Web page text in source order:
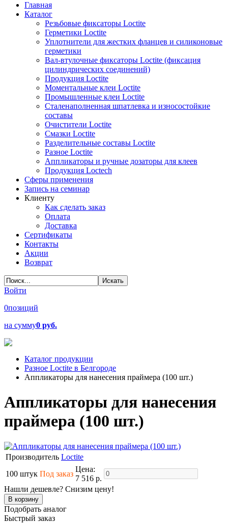
Главная
Каталог
Резьбовые фиксаторы Loctite
Герметики Loctite
Уплотнители для жестких фланцев и силиконовые
герметики
Вал-втулочные фиксаторы Loctite (фиксация
цилиндрических соединений)
Продукция Loctite
Моментальные клеи Loctite
Промышленные клеи Loctite
Сталенаполненная шпатлевка и износостойкие
составы
Очистители Loctite
Смазки Loctite
Разделительные составы Loctite
Разное Loctite
Аппликаторы и ручные дозаторы для клеев
Продукция Loctech
Сферы применения
Запись на семинар
Клиенту
Как сделать заказ
Оплата
Доставка
Сертификаты
Контакты
Акции
Возврат
Войти
0позиций
на сумму0 руб.
Каталог продукции
Разное Loctite в Белгороде
Аппликаторы для нанесения праймера (100 шт.)
Аппликаторы для нанесения
праймера (100 шт.)
Производитель Loctite
100 штук Под заказ
Цена:
7 516 р.
Нашли дешевле? Снизим цену!
Подобрать аналог
Быстрый заказ